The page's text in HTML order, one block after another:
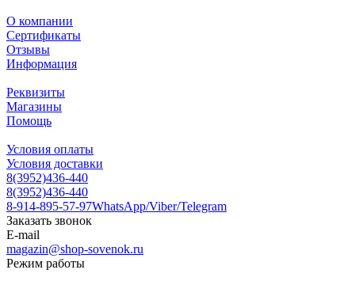
О компании
Сертификаты
Отзывы
Информация
Реквизиты
Магазины
Помощь
Условия оплаты
Условия доставки
8(3952)436-440
8(3952)436-440
8-914-895-57-97WhatsApp/Viber/Telegram
Заказать звонок
E-mail
magazin@shop-sovenok.ru
Режим работы